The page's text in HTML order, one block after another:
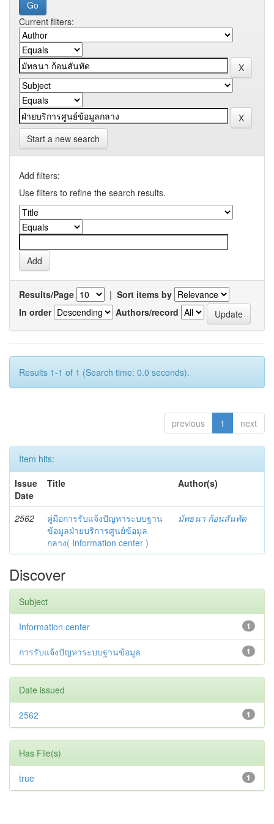
Current filters:
Start a new search
Add filters:
Use filters to refine the search results.
Results/Page | Sort items by
In order
Authors/record
Results 1-1 of 1 (Search time: 0.0 seconds).
previous 1 next
Item hits:
Issue
Date
Title Author(s)
2562
คู่มือการรับแจ้งปัญหาระบบฐาน
ข้อมูลฝ่ายบริการศูนย์ข้อมูล
กลาง( Information center )
มัทธนา ก้อนสันทัด
Discover
Subject
1
Information center
1
การรับแจ้งปัญหาระบบฐานข้อมูล
Date issued
1
2562
Has File(s)
1
true